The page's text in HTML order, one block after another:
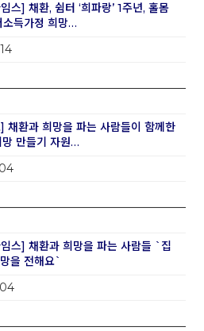
스] 채환, 쉼터 ‘희파랑’ 1주년, 홀몸
소득가정 희망…
채환과 희망을 파는 사람들이 함께한
망 만들기 자원…
스] 채환과 희망을 파는 사람들 `집
을 전해요`